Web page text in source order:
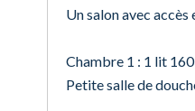
Un salon avec accès
Chambre 1 : 1 lit
Petite salle de